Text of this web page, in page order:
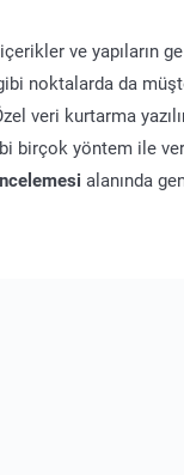
ve yapıların
noktalarda da
veri kurtarma
birçok yöntem ile
alanında